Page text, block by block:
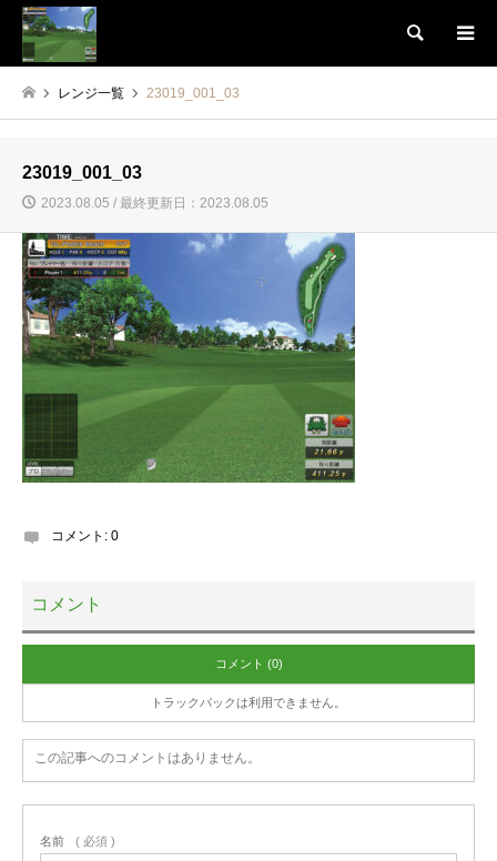
検索
レンジ一覧 23019_001_03
23019_001_03
2023.08.05 / 最終更新日：2023.08.05
コメント: 0
コメント
コメント (0)
トラックバックは利用できません。
この記事へのコメントはありません。
名前 ( 必須 )